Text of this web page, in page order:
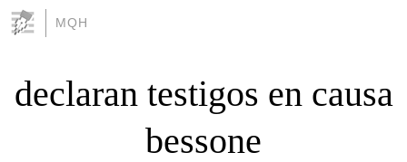
MQH
declaran testigos en causa
bessone